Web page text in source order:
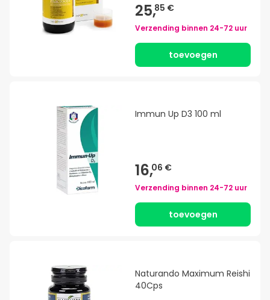
25,85 €
Verzending binnen 24-72 uur
toevoegen
Immun Up D3 100 ml
16,06 €
Verzending binnen 24-72 uur
toevoegen
Naturando Maximum Reishi
40Cps